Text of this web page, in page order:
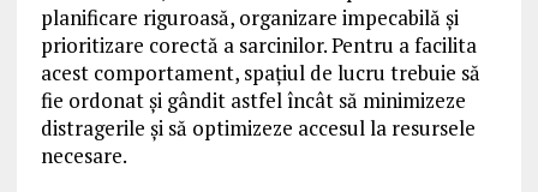
planificare riguroasă, organizare impecabilă și
prioritizare corectă a sarcinilor. Pentru a facilita
acest comportament, spațiul de lucru trebuie să
fie ordonat și gândit astfel încât să minimizeze
distragerile și să optimizeze accesul la resursele
necesare.